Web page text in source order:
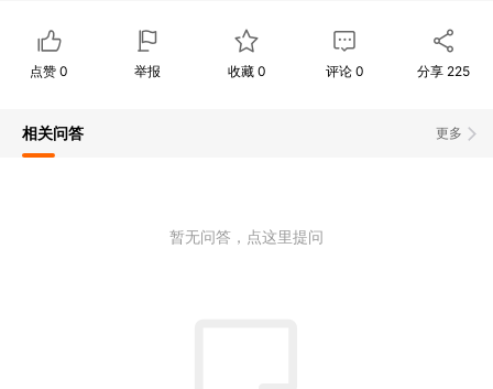
点赞0 举报 收藏 0 评论0 分享 225
更多
相关问答
暂无问答，点这里提问